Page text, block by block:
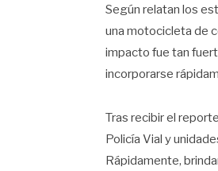
Según relatan los
una motocicleta de
impacto fue tan
incorporarse
Tras recibir el
Policía Vial y
Rápidamente,